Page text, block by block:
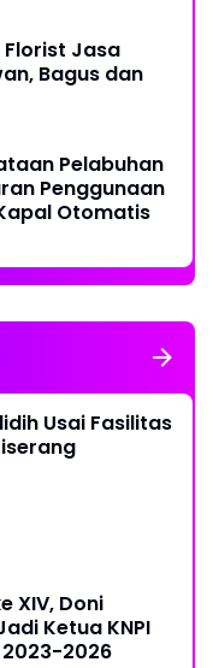
Jasa
Bagus dan
Pelabuhan
Penggunaan
Otomatis
Usai Fasilitas
XIV, Doni
Ketua KNPI
2023-2026